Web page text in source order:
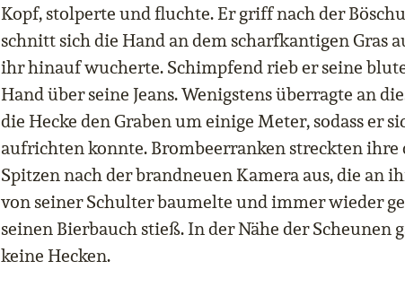
Kopf, stolperte und fluchte. Er griff nach der
schnitt sich die Hand an dem scharfkantigen Gras
ihr hinauf wucherte. Schimpfend rieb er seine
Hand über seine Jeans. Wenigstens überragte an
die Hecke den Graben um einige Meter, sodass er
aufrichten konnte. Brombeerranken streckten ihre
Spitzen nach der brandneuen Kamera aus, die an
von seiner Schulter baumelte und immer wieder
seinen Bierbauch stieß. In der Nähe der Scheunen
keine Hecken.